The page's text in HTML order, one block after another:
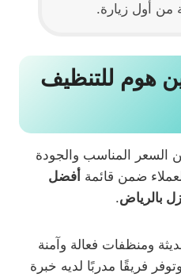
من أول زيارة.
هوم للتنظيف
السعر المناسب والجودة
ضمن قائمة أفضل
بالرياض.
ومنظفات فعالة وآمنة
فريقًا مدربًا لديه خبرة